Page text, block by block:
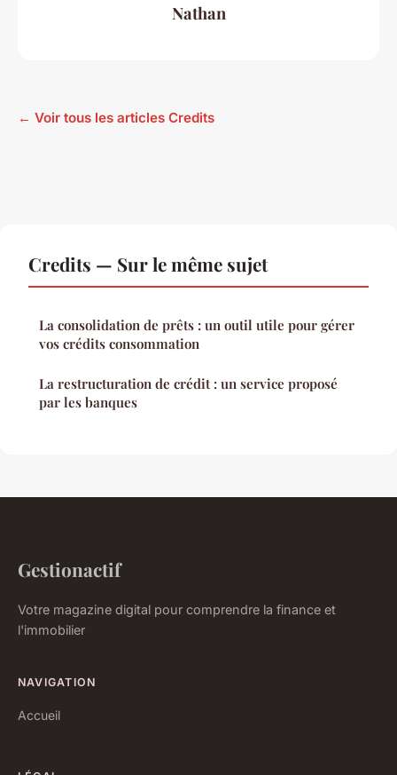
Nathan
← Voir tous les articles Credits
Credits — Sur le même sujet
La consolidation de prêts : un outil utile pour gérer
vos crédits consommation
La restructuration de crédit : un service proposé
par les banques
Gestionactif
Votre magazine digital pour comprendre la finance et
l'immobilier
NAVIGATION
Accueil